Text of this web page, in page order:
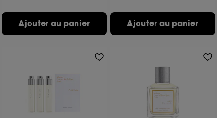
Ajouter au panier Ajouter au panier